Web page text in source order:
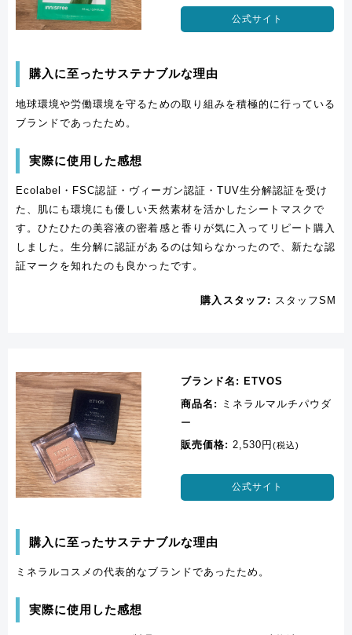
公式サイト
購入に至ったサステナブルな理由
地球環境や労働環境を守るための取り組みを積極的に行っている
ブランドであったため。
実際に使用した感想
Ecolabel・FSC認証・ヴィーガン認証・TUV生分解認証を受け
た、肌にも環境にも優しい天然素材を活かしたシートマスクで
す。ひたひたの美容液の密着感と香りが気に入ってリピート購入
しました。生分解に認証があるのは知らなかったので、新たな認
証マークを知れたのも良かったです。
購入スタッフ: スタッフSM
ブランド名: ETVOS
商品名:
ミネラルマルチパウダ
ー
販売価格: 2,530円(税込)
公式サイト
購入に至ったサステナブルな理由
ミネラルコスメの代表的なブランドであったため。
実際に使用した感想